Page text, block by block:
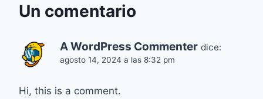
Un comentario
A WordPress Commenter dice:
agosto 14, 2024 a las 8:32 pm
Hi, this is a comment.